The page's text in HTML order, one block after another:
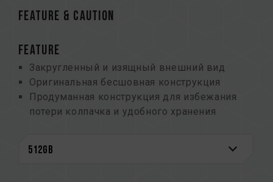
FEATURE & CAUTION
FEATURE
Закругленный и изящный внешний вид
Оригинальная бесшовная конструкция
Продуманная конструкция для избежания
потери колпачка и удобного хранения
Поддержка режима энергосбережения